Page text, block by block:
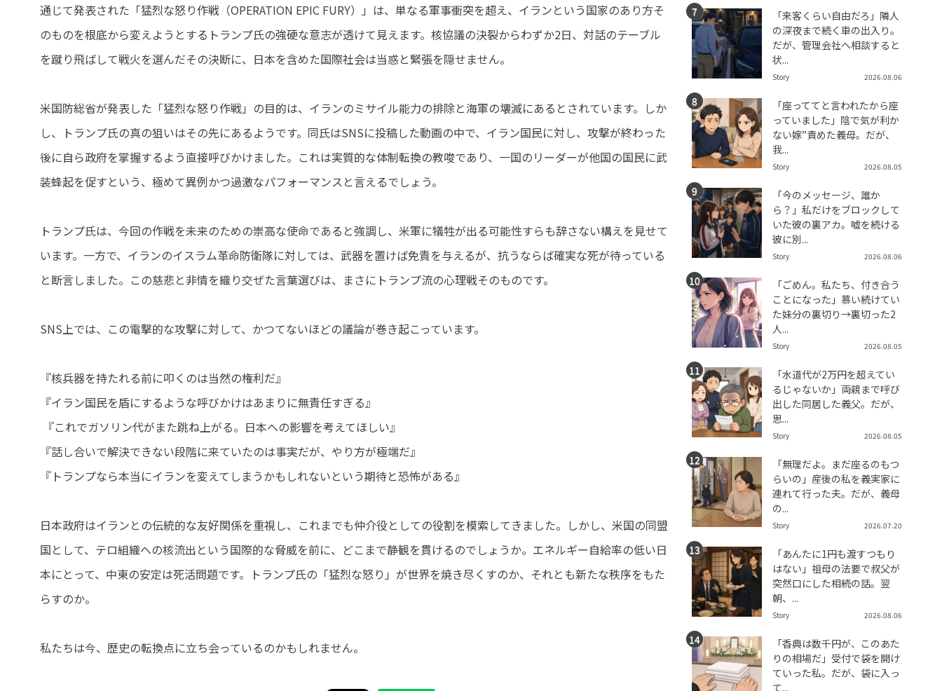
通じて発表された「猛烈な怒り作戦（OPERATION EPIC FURY）」は、単なる軍事衝突を超え、イランという国家のあり方そ
のものを根底から変えようとするトランプ氏の強硬な意志が透けて見えます。核協議の決裂からわずか2日、対話のテーブル
を蹴り飛ばして戦火を選んだその決断に、日本を含めた国際社会は当惑と緊張を隠せません。
米国防総省が発表した「猛烈な怒り作戦」の目的は、イランのミサイル能力の排除と海軍の壊滅にあるとされています。しか
し、トランプ氏の真の狙いはその先にあるようです。同氏はSNSに投稿した動画の中で、イラン国民に対し、攻撃が終わった
後に自ら政府を掌握するよう直接呼びかけました。これは実質的な体制転換の教唆であり、一国のリーダーが他国の国民に武
装蜂起を促すという、極めて異例かつ過激なパフォーマンスと言えるでしょう。
トランプ氏は、今回の作戦を未来のための崇高な使命であると強調し、米軍に犠牲が出る可能性すらも辞さない構えを見せて
います。一方で、イランのイスラム革命防衛隊に対しては、武器を置けば免責を与えるが、抗うならば確実な死が待っている
と断言しました。この慈悲と非情を織り交ぜた言葉選びは、まさにトランプ流の心理戦そのものです。
SNS上では、この電撃的な攻撃に対して、かつてないほどの議論が巻き起こっています。
『核兵器を持たれる前に叩くのは当然の権利だ』
『イラン国民を盾にするような呼びかけはあまりに無責任すぎる』
『これでガソリン代がまた跳ね上がる。日本への影響を考えてほしい』
『話し合いで解決できない段階に来ていたのは事実だが、やり方が極端だ』
『トランプなら本当にイランを変えてしまうかもしれないという期待と恐怖がある』
日本政府はイランとの伝統的な友好関係を重視し、これまでも仲介役としての役割を模索してきました。しかし、米国の同盟
国として、テロ組織への核流出という国際的な脅威を前に、どこまで静観を貫けるのでしょうか。エネルギー自給率の低い日
本にとって、中東の安定は死活問題です。トランプ氏の「猛烈な怒り」が世界を焼き尽くすのか、それとも新たな秩序をもた
らすのか。
私たちは今、歴史の転換点に立ち会っているのかもしれません。
「来客くらい自由だろ」隣人
の深夜まで続く車の出入り。
だが、管理会社へ相談すると
状...
Story 2026.08.06
「座っててと言われたから座
っていました」陰で気が利か
ない嫁”責めた義母。だが、
我...
Story 2026.08.05
「今のメッセージ、誰か
ら？」私だけをブロックして
いた彼の裏アカ。嘘を続ける
彼に別...
Story 2026.08.06
「ごめん。私たち、付き合う
ことになった」慕い続けてい
た妹分の裏切り→裏切った2
人...
Story 2026.08.05
「水道代が2万円を超えてい
るじゃないか」両親まで呼び
出した同居した義父。だが、
思...
Story 2026.08.05
「無理だよ。まだ座るのもつ
らいの」産後の私を義実家に
連れて行った夫。だが、義母
の...
Story 2026.07.20
「あんたに1円も渡すつもり
はない」祖母の法要で叔父が
突然口にした相続の話。翌
朝、...
Story 2026.08.06
「香典は数千円が、このあた
りの相場だ」受付で袋を開け
ていった私。だが、袋に入っ
て...